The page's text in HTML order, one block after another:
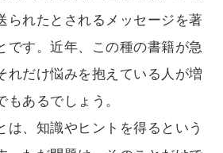
られたとされるメッセージを著
です。近年、この種の書籍が急
れだけ悩みを抱えている人が増
もあるでしょう。
は、知識やヒントを得るという